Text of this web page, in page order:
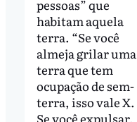
limpeza “das
pessoas” que
habitam aquela
terra. “Se você
almeja grilar uma
terra que tem
ocupação de sem-